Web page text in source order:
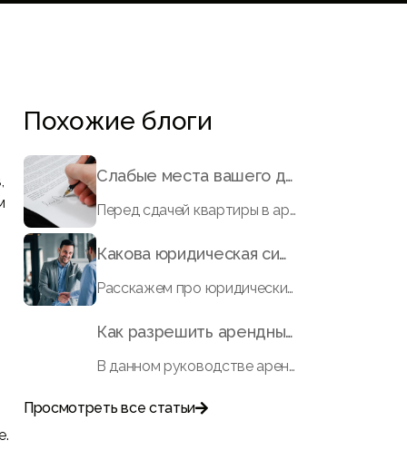
Похожие блоги
Слабые места вашего договора аренды
Перед сдачей квартиры в аренду важно составить юридически грамотный договор аренды. Вот на что необходимо обратить внимание, помимо проверки арендатора
Какова юридическая сила арендного соглашения?
Расскажем про юридические аспекты договоров аренды в Дубае с помощью нашего подробного руководства. Получите информацию о законах RERA в области арендной недвижимости и многом другом.
Как разрешить арендные споры в Дубае: руководство для арендатора
В данном руководстве арендаторы в Дубае могут получить исчерпывающую информацию о том, как разрешить споры по аренде жилья, включая причины возникновения споров, порядок подачи жалобы в Центр арендных споров (RDC) и связанные с этим расходы. Благодаря структурированному процессу RDC арендаторы могут добиться положительного решения по таким вопросам, как необоснованное выселение, повышение арендной платы, дефекты имущества и необоснованные вычеты из гарантийного депозита.
Просмотреть все статьи